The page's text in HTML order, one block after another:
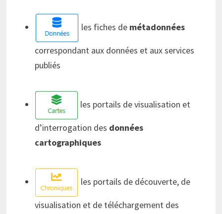
les fiches de métadonnées
correspondant aux données et aux services
publiés
les portails de visualisation et
d’interrogation des données
cartographiques
les portails de découverte, de
visualisation et de téléchargement des